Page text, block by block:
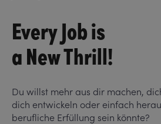
Every Job is
a New Thrill!
Du willst mehr aus dir machen,
dich entwickeln oder einfach
berufliche Erfüllung sein könnte?